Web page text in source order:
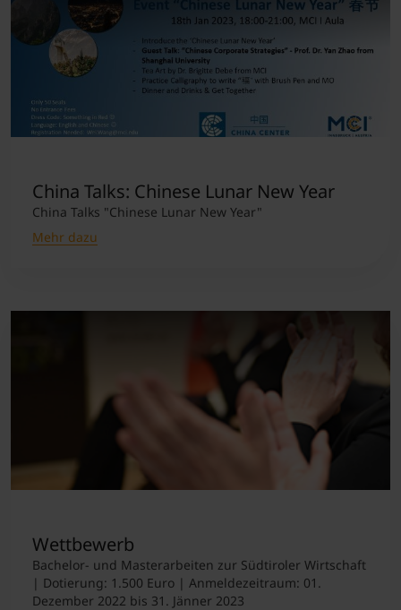
China Talks: Chinese Lunar New Year
China Talks "Chinese Lunar New Year"
Mehr dazu
Wettbewerb
Bachelor- und Masterarbeiten zur Südtiroler Wirtschaft
| Dotierung: 1.500 Euro | Anmeldezeitraum: 01.
Dezember 2022 bis 31. Jänner 2023